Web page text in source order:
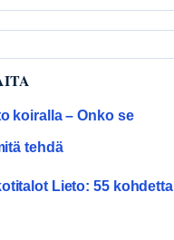
koiralla – Onko se
tehdä
Lieto: 55 kohdetta